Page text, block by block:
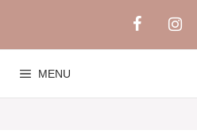
content
MENU